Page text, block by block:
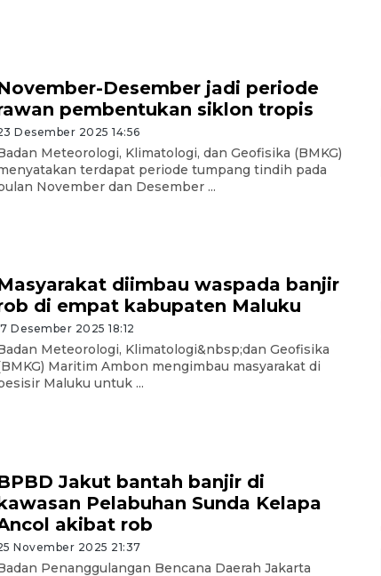
Desember jadi periode
pembentukan siklon tropis
Desember 2025 14:56
Meteorologi, Klimatologi, dan Geofisika (BMKG)
terdapat periode tumpang tindih pada
November dan Desember ...
diimbau waspada banjir
di empat kabupaten Maluku
Desember 2025 18:12
Meteorologi, Klimatologi&nbsp;dan Geofisika
Maritim Ambon mengimbau masyarakat di
Maluku untuk ...
Jakut bantah banjir di
Pelabuhan Sunda Kelapa
akibat rob
November 2025 21:37
Penanggulangan Bencana Daerah Jakarta